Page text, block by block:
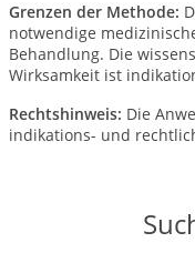
Grenzen der Methode:
notwendige
Behandlung. Die
Wirksamkeit ist
Rechtshinweis: Die
indikations- und